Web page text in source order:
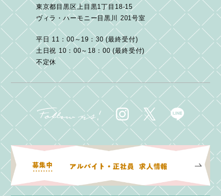
東京都目黒区上目黒1丁目18-15
ヴィラ・ハーモニー目黒川 201号室
平日 11：00～19：30 (最終受付)
土日祝 10：00～18：00 (最終受付)
不定休